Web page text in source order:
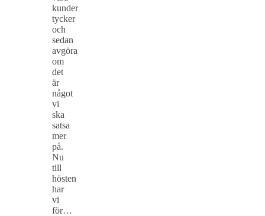
kunder
tycker
och
sedan
avgöra
om
det
är
något
vi
ska
satsa
mer
på.
Nu
till
hösten
har
vi
för…